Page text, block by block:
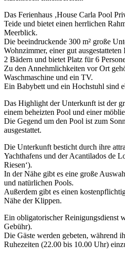
Das Ferienhaus ‚House Carla Pool
Teide und bietet einen herrlichen
Meerblick.
Die beeindruckende 300 m² große
Wohnzimmer, einer gut
2 Bädern und bietet Platz für 6
Zu den Annehmlichkeiten vor Ort
Waschmaschine und ein TV.
Ein Babybett und ein Hochstuhl sind
Das Highlight der Unterkunft ist der
einem beheizten Pool und einer
Die Gegend um den Pool ist zum
ausgestattet.
Die Unterkunft besticht durch ihre
Yachthafens und der Acantilados de
Riesen‘).
In der Nähe gibt es eine große
und natürlichen Pools.
Außerdem gibt es einen
Nähe der Klippen.
Ein obligatorischer Reinigungsdienst
Gebühr).
Die Gäste werden gebeten, während
Ruhezeiten (22.00 bis 10.00 Uhr)